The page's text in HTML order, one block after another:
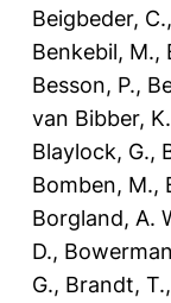
Beigbeder, C.,
Benkebil, M.,
Besson, P.,
van Bibber, K.
Blaylock, G.,
Bomben, M.,
Borgland, A.
D.,
G., Brandt, T.,